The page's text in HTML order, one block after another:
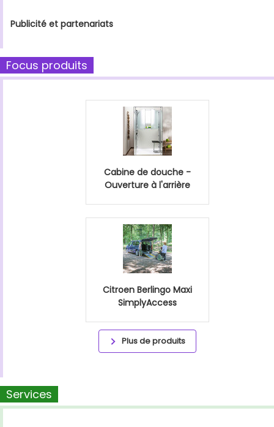
Publicité et partenariats
Focus produits
Cabine de douche -
Ouverture à l'arrière
Citroen Berlingo Maxi
SimplyAccess
Plus de produits
Services